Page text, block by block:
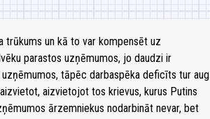
trūkums un kā to var kompensēt uz
parastos uzņēmumos, jo daudzi ir
tāpēc darbaspēka deficīts tur aug
aizvietojot tos krievus, kurus Putins
ārzemniekus nodarbināt nevar, bet